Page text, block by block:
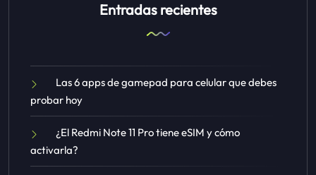
Entradas recientes
Las 6 apps de gamepad para celular que debes
probar hoy
¿El Redmi Note 11 Pro tiene eSIM y cómo
activarla?